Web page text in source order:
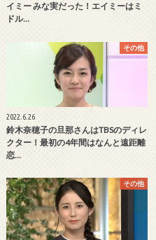
イミー みな実だった！エイミーはミ
ドル…
その他
2022.6.26
鈴木奈穂子の旦那さんはTBSのディレ
クター！最初の4年間はなんと遠距離
恋…
その他